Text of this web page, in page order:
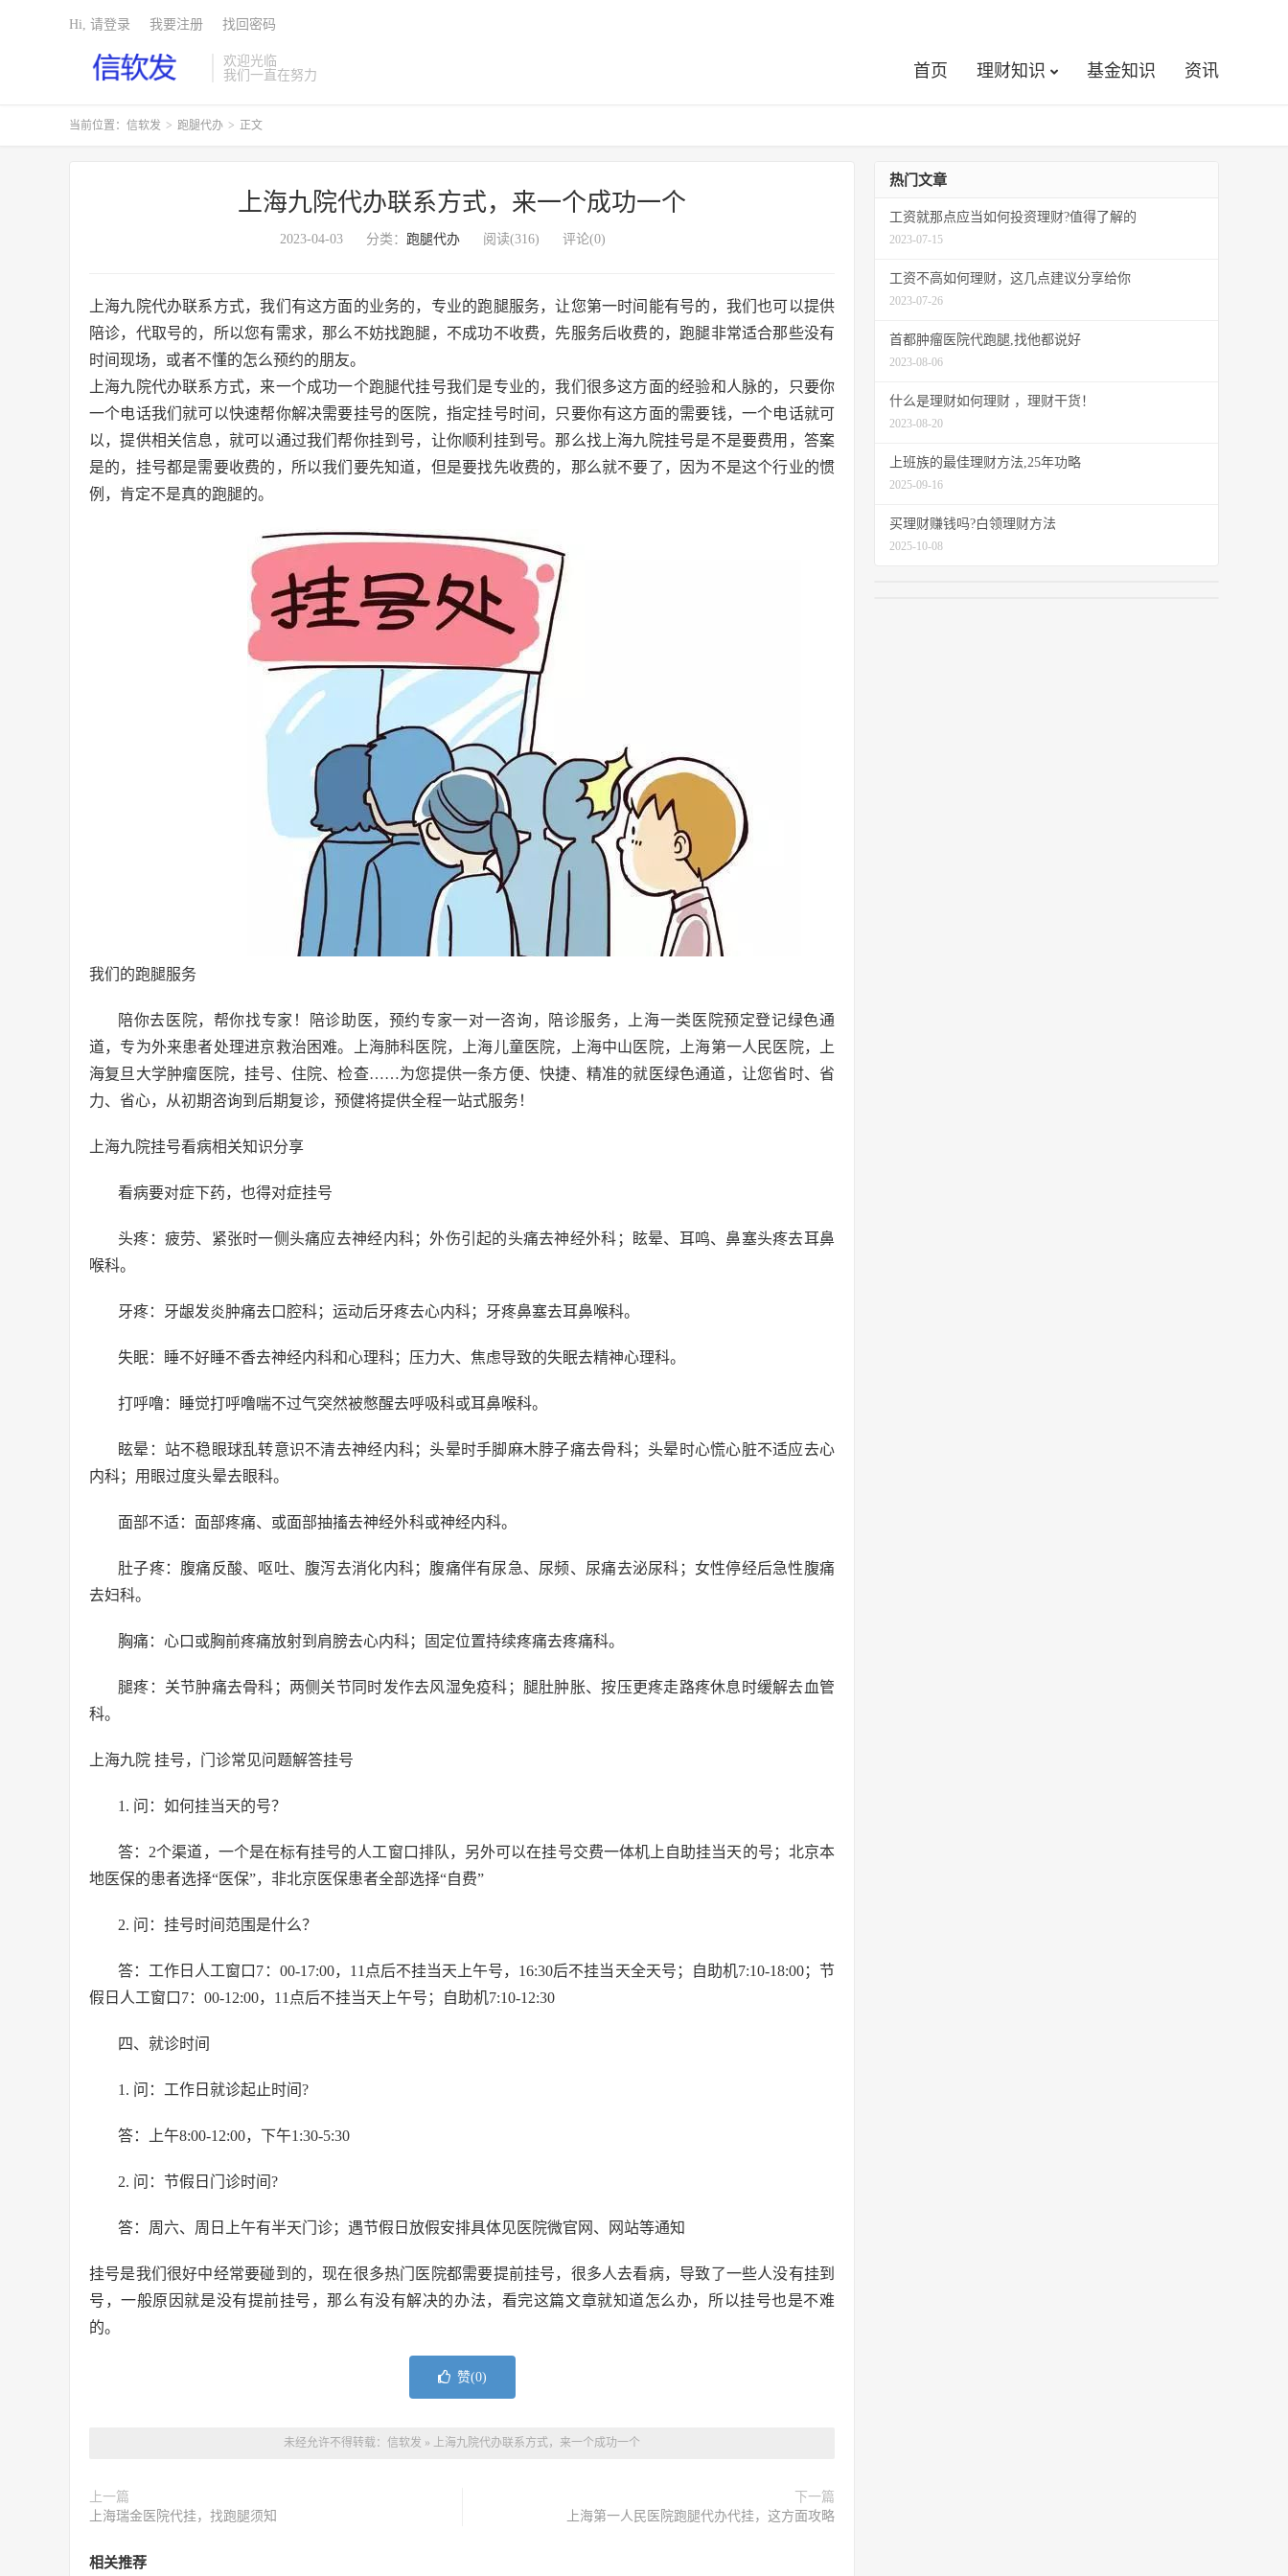
欢迎光临
我们一直在努力
首页 理财知识 基金知识 资讯
Hi, 请登录 我要注册 找回密码
当前位置： 信软发 > 跑腿代办 > 正文
上海九院代办联系方式，来一个成功一个
2023-04-03 分类： 跑腿代办 阅读(316) 评论(0)
上海九院代办联系方式，我们有这方面的业务的，专业的跑腿服务，让您第一时间能有号的，我们也可以提供
陪诊，代取号的，所以您有需求，那么不妨找跑腿，不成功不收费，先服务后收费的，跑腿非常适合那些没有
时间现场，或者不懂的怎么预约的朋友。
上海九院代办联系方式，来一个成功一个跑腿代挂号我们是专业的，我们很多这方面的经验和人脉的，只要你
一个电话我们就可以快速帮你解决需要挂号的医院，指定挂号时间，只要你有这方面的需要钱，一个电话就可
以，提供相关信息，就可以通过我们帮你挂到号，让你顺利挂到号。那么找上海九院挂号是不是要费用，答案
是的，挂号都是需要收费的，所以我们要先知道，但是要找先收费的，那么就不要了，因为不是这个行业的惯
例，肯定不是真的跑腿的。
我们的跑腿服务
陪你去医院，帮你找专家！陪诊助医，预约专家一对一咨询，陪诊服务，上海一类医院预定登记绿色通
道，专为外来患者处理进京救治困难。上海肺科医院，上海儿童医院，上海中山医院，上海第一人民医院，上
海复旦大学肿瘤医院，挂号、住院、检查……为您提供一条方便、快捷、精准的就医绿色通道，让您省时、省
力、省心，从初期咨询到后期复诊，预健将提供全程一站式服务！
上海九院挂号看病相关知识分享
看病要对症下药，也得对症挂号
头疼：疲劳、紧张时一侧头痛应去神经内科；外伤引起的头痛去神经外科；眩晕、耳鸣、鼻塞头疼去耳鼻
喉科。
牙疼：牙龈发炎肿痛去口腔科；运动后牙疼去心内科；牙疼鼻塞去耳鼻喉科。
失眠：睡不好睡不香去神经内科和心理科；压力大、焦虑导致的失眠去精神心理科。
打呼噜：睡觉打呼噜喘不过气突然被憋醒去呼吸科或耳鼻喉科。
眩晕：站不稳眼球乱转意识不清去神经内科；头晕时手脚麻木脖子痛去骨科；头晕时心慌心脏不适应去心
内科；用眼过度头晕去眼科。
面部不适：面部疼痛、或面部抽搐去神经外科或神经内科。
肚子疼：腹痛反酸、呕吐、腹泻去消化内科；腹痛伴有尿急、尿频、尿痛去泌尿科；女性停经后急性腹痛
去妇科。
胸痛：心口或胸前疼痛放射到肩膀去心内科；固定位置持续疼痛去疼痛科。
腿疼：关节肿痛去骨科；两侧关节同时发作去风湿免疫科；腿肚肿胀、按压更疼走路疼休息时缓解去血管
科。
上海九院 挂号，门诊常见问题解答挂号
1. 问：如何挂当天的号？
答：2个渠道，一个是在标有挂号的人工窗口排队，另外可以在挂号交费一体机上自助挂当天的号；北京本
地医保的患者选择“医保”，非北京医保患者全部选择“自费”
2. 问：挂号时间范围是什么？
答：工作日人工窗口7：00-17:00，11点后不挂当天上午号，16:30后不挂当天全天号；自助机7:10-18:00；节
假日人工窗口7：00-12:00，11点后不挂当天上午号；自助机7:10-12:30
四、就诊时间
1. 问：工作日就诊起止时间?
答：上午8:00-12:00，下午1:30-5:30
2. 问：节假日门诊时间?
答：周六、周日上午有半天门诊；遇节假日放假安排具体见医院微官网、网站等通知
挂号是我们很好中经常要碰到的，现在很多热门医院都需要提前挂号，很多人去看病，导致了一些人没有挂到
号，一般原因就是没有提前挂号，那么有没有解决的办法，看完这篇文章就知道怎么办，所以挂号也是不难
的。
赞(0)
未经允许不得转载： 信软发 » 上海九院代办联系方式，来一个成功一个
上一篇
上海瑞金医院代挂，找跑腿须知
下一篇
上海第一人民医院跑腿代办代挂，这方面攻略
相关推荐
热门文章
工资就那点应当如何投资理财?值得了解的
2023-07-15
工资不高如何理财，这几点建议分享给你
2023-07-26
首都肿瘤医院代跑腿,找他都说好
2023-08-06
什么是理财如何理财 ，理财干货！
2023-08-20
上班族的最佳理财方法,25年功略
2025-09-16
买理财赚钱吗?白领理财方法
2025-10-08